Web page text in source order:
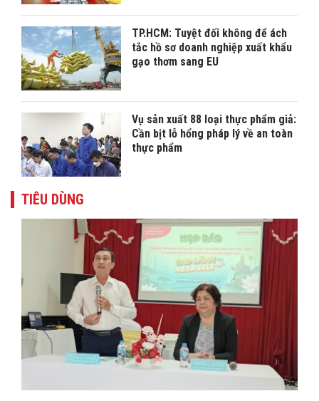
TP.HCM: Tuyệt đối không để ách
tắc hồ sơ doanh nghiệp xuất khẩu
gạo thơm sang EU
Vụ sản xuất 88 loại thực phẩm giả:
Cần bịt lỗ hổng pháp lý về an toàn
thực phẩm
TIÊU DÙNG